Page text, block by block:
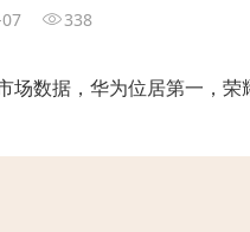
338
场数据，华为位居第一，